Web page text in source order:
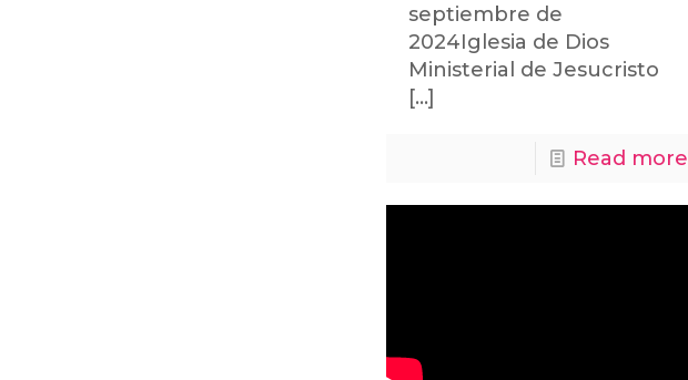
septiembre de
2024Iglesia de Dios
Ministerial de Jesucristo
[…]
Read more